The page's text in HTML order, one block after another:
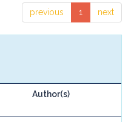
previous 1 next
Author(s)